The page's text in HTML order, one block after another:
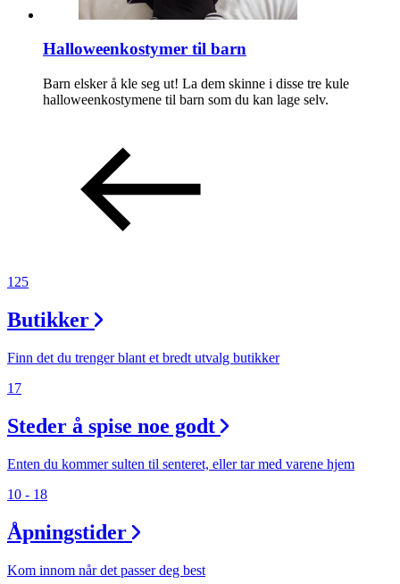
Halloweenkostymer til barn
Barn elsker å kle seg ut! La dem skinne i disse tre kule
halloweenkostymene til barn som du kan lage selv.
125
Butikker
Finn det du trenger blant et bredt utvalg butikker
17
Steder å spise noe godt
Enten du kommer sulten til senteret, eller tar med varene hjem
10 - 18
Åpningstider
Kom innom når det passer deg best